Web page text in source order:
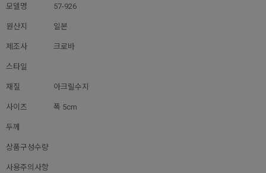
모델명 57-926
원산지 일본
제조사 크로바
스타일
재질 아크릴수지
사이즈 폭 5cm
두께
상품구성수량
사용주의사항